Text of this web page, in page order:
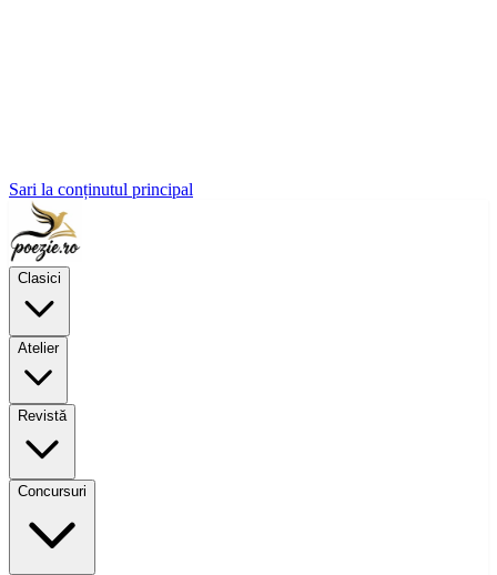
Sari la conținutul principal
Clasici
Atelier
Revistă
Concursuri